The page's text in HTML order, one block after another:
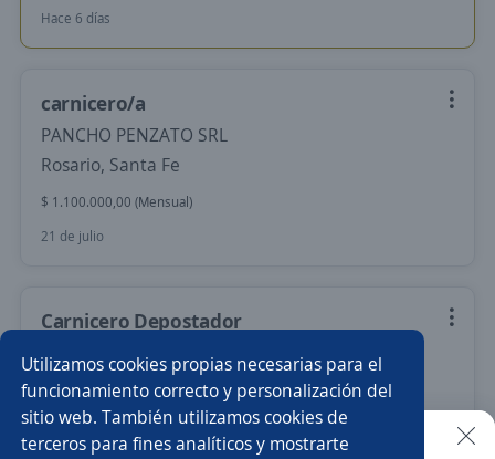
Utilizamos cookies propias necesarias para el
funcionamiento correcto y personalización del
sitio web. También utilizamos cookies de
terceros para fines analíticos y mostrarte
Hace 6 días
carnicero/a
PANCHO PENZATO SRL
Rosario, Santa Fe
$ 1.100.000,00 (Mensual)
21 de julio
Carnicero Depostador
Asorum
Rosario, Santa Fe
14 de julio